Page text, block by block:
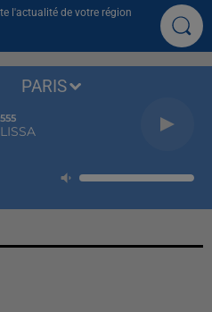
l'actualité de votre région
555
PARIS